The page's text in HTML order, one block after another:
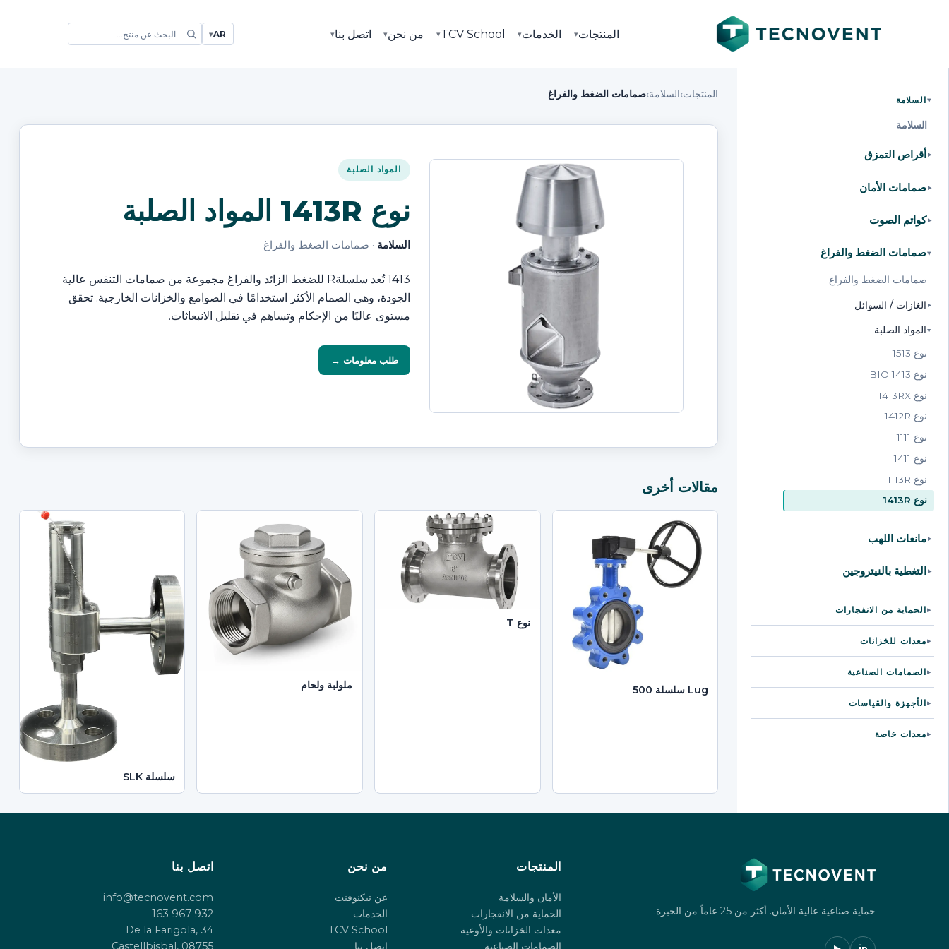
المنتجات▾ الخدمات▾
TCV School
▾ من نحن▾ اتصل بنا▾
AR
▾
▸ السلامة
السلامة
▸ أقراص التمزق
▸صمامات الأمان
▸كواتم الصوت
▸صمامات الضغط والفراغ
صمامات الضغط والفراغ
▸ الغازات / السوائل
▸المواد الصلبة
نوع 1513
نوع 1413 BIO
نوع 1413RX
نوع 1412R
نوع 1111
نوع 1411
نوع 1113R
نوع 1413R
▸مانعات اللهب
▸ التغطية بالنيتروجين
▸الحماية من الانفجارات
▸معدات للخزانات
▸الصمامات الصناعية
▸الأجهزة والقياسات
▸معدات خاصة
المنتجات›السلامة›صمامات الضغط والفراغ
المواد الصلبة
نوع 1413R المواد الصلبة
السلامة · صمامات الضغط والفراغ
1413 تُعد سلسلةR للضغط الزائد والفراغ مجموعة من صمامات التنفس عالية
الجودة، وهي الصمام الأكثر استخدامًا في الصوامع والخزانات الخارجية. تحقق
مستوى عاليًا من الإحكام وتساهم في تقليل الانبعاثات.
طلب معلومات →
مقالات أخرى
Lug سلسلة 500
نوع T
ملولبة ولحام
سلسلة SLK
حماية صناعية عالية الأمان. أكثر من 25 عاماً من الخبرة.
المنتجات
الأمان والسلامة
الحماية من الانفجارات
معدات الخزانات والأوعية
الصمامات الصناعية
من نحن
عن تيكنوفنت
الخدمات
TCV School
اتصل بنا
اتصل بنا
info@tecnovent.com
932 967 163
De la Farigola, 34
08755 Castellbisbal,